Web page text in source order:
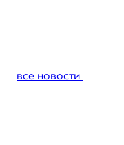
все новости